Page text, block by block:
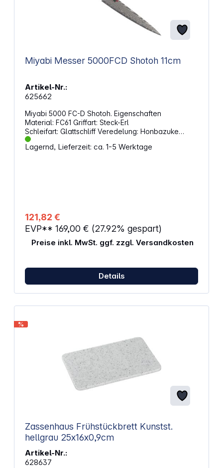
Miyabi Messer 5000FCD Shotoh 11cm
Artikel-Nr.:
625662
Miyabi 5000 FC-D Shotoh. Eigenschaften
Material: FC61 Griffart: Steck-Erl
Schleifart: Glattschliff Veredelung: Honbazuke
Abzug Herstellungsart: geschweißt
Klingenhärte: 60-62 HRC Material Griff: Pakka-Holz
Lagernd, Lieferzeit: ca. 1-5 Werktage
121,82 €
EVP** 169,00 € (27.92% gespart)
Preise inkl. MwSt. ggf. zzgl. Versandkosten
Details
%
Zassenhaus Frühstückbrett Kunstst.
hellgrau 25x16x0,9cm
Artikel-Nr.:
628637